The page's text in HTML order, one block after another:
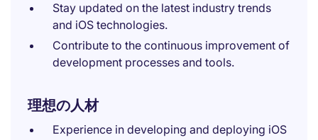
Stay updated on the latest industry trends
and iOS technologies.
Contribute to the continuous improvement of
development processes and tools.
理想の人材
Experience in developing and deploying iOS